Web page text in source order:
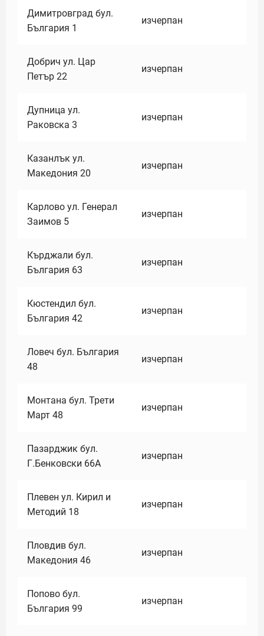
Димитровград бул.
България 1
изчерпан
Добрич ул. Цар
Петър 22
изчерпан
Дупница ул.
Раковска 3
изчерпан
Казанлък ул.
Македония 20
изчерпан
Карлово ул. Генерал
Заимов 5
изчерпан
Кърджали бул.
България 63
изчерпан
Кюстендил бул.
България 42
изчерпан
Ловеч бул. България
48
изчерпан
Монтана бул. Трети
Март 48
изчерпан
Пазарджик бул.
Г.Бенковски 66А
изчерпан
Плевен ул. Кирил и
Методий 18
изчерпан
Пловдив бул.
Македония 46
изчерпан
Попово бул.
България 99
изчерпан